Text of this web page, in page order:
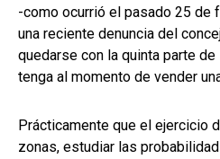
-como ocurrió el pasado 25 de
una reciente denuncia del
quedarse con la quinta parte
tenga al momento de vender
Prácticamente que el ejercicio
zonas, estudiar las